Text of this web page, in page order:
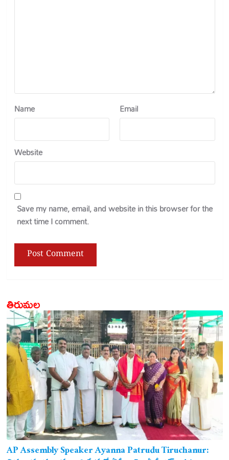
Name Email
Website
Save my name, email, and website in this browser for the
next time I comment.
తిరుమల
AP Assembly Speaker Ayanna Patrudu Tiruchanur: